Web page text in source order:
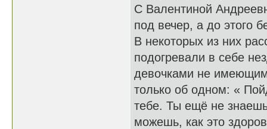
С Валентиной
под вечер, а до этого
В некоторых из них
подогревали в себе
девочками не
только об одном: «
тебе. Ты ещё не
можешь, как это